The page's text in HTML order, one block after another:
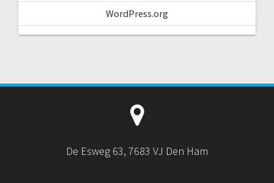
WordPress.org
De Esweg 63, 7683 VJ Den Ham